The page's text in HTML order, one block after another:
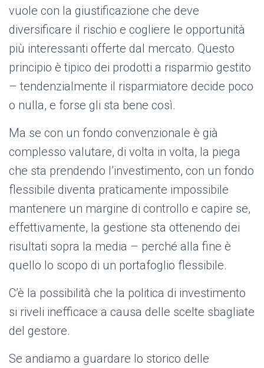
vuole con la giustificazione che deve
diversificare il rischio e cogliere le opportunità
più interessanti offerte dal mercato. Questo
principio è tipico dei prodotti a risparmio gestito
– tendenzialmente il risparmiatore decide poco
o nulla, e forse gli sta bene così.
Ma se con un fondo convenzionale è già
complesso valutare, di volta in volta, la piega
che sta prendendo l’investimento, con un fondo
flessibile diventa praticamente impossibile
mantenere un margine di controllo e capire se,
effettivamente, la gestione sta ottenendo dei
risultati sopra la media – perché alla fine è
quello lo scopo di un portafoglio flessibile.
C’è la possibilità che la politica di investimento
si riveli inefficace a causa delle scelte sbagliate
del gestore.
Se andiamo a guardare lo storico delle